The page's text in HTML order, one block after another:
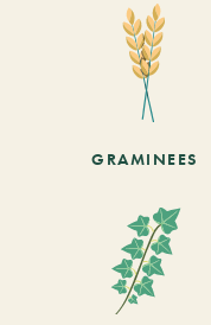
GRAMINEES